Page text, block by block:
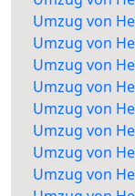
Umzug von
Umzug von
Umzug von
Umzug von
Umzug von
Umzug von
Umzug von
Umzug von